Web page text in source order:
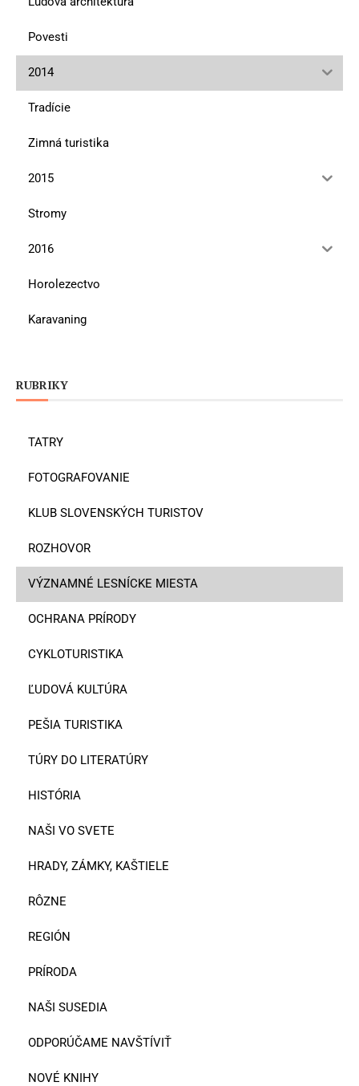
Povesti
2014
Tradície
Zimná turistika
2015
Stromy
2016
Horolezectvo
Karavaning
RUBRIKY
TATRY
FOTOGRAFOVANIE
KLUB SLOVENSKÝCH TURISTOV
ROZHOVOR
VÝZNAMNÉ LESNÍCKE MIESTA
OCHRANA PRÍRODY
CYKLOTURISTIKA
ĽUDOVÁ KULTÚRA
PEŠIA TURISTIKA
TÚRY DO LITERATÚRY
HISTÓRIA
NAŠI VO SVETE
HRADY, ZÁMKY, KAŠTIELE
RÔZNE
REGIÓN
PRÍRODA
NAŠI SUSEDIA
ODPORÚČAME NAVŠTÍVIŤ
NOVÉ KNIHY